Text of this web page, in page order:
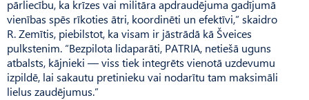
pārliecību, ka krīzes vai militāra apdraudējuma gadījumā
vienības spēs rīkoties ātri, koordinēti un efektīvi,” skaidro
R. Zemītis, piebilstot, ka visam ir jāstrādā kā Šveices
pulkstenim. “Bezpilota lidaparāti, PATRIA, netiešā uguns
atbalsts, kājnieki — viss tiek integrēts vienotā uzdevumu
izpildē, lai sakautu pretinieku vai nodarītu tam maksimāli
lielus zaudējumus.”